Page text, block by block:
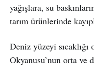
yağışlara, su
tarım ürünlerinde
Deniz yüzeyi sıcaklığı
Okyanusu’nun orta ve